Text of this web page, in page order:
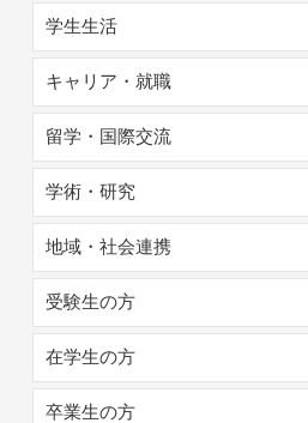
学生生活
キャリア・就職
留学・国際交流
学術・研究
地域・社会連携
受験生の方
在学生の方
卒業生の方